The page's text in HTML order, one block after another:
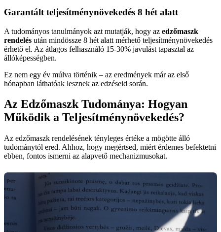
Garantált teljesítménynövekedés 8 hét alatt
A tudományos tanulmányok azt mutatják, hogy az edzőmaszk
rendelés után mindössze 8 hét alatt mérhető teljesítménynövekedés
érhető el. Az átlagos felhasználó 15-30% javulást tapasztal az
állóképességben.
Ez nem egy év múlva történik – az eredmények már az első
hónapban láthatóak lesznek az edzéseid során.
Az Edzőmaszk Tudománya: Hogyan
Működik a Teljesítménynövekedés?
Az edzőmaszk rendelésének tényleges értéke a mögötte álló
tudománytól ered. Ahhoz, hogy megértsed, miért érdemes befektetni
ebben, fontos ismerni az alapvető mechanizmusokat.